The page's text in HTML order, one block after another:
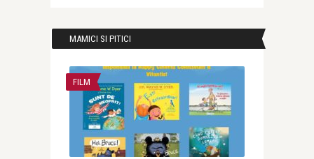
MAMICI SI PITICI
FILM